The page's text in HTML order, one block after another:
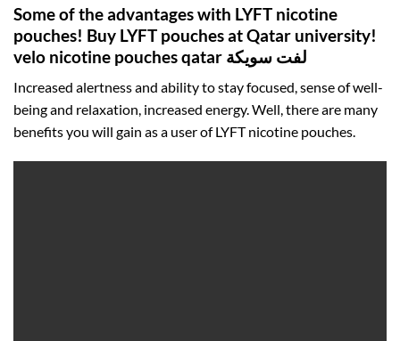
Some of the advantages with LYFT nicotine
pouches! Buy LYFT pouches at Qatar university!
velo nicotine pouches qatar لفت سويكة
Increased alertness and ability to stay focused, sense of well-
being and relaxation, increased energy. Well, there are many
benefits you will gain as a user of LYFT nicotine pouches.